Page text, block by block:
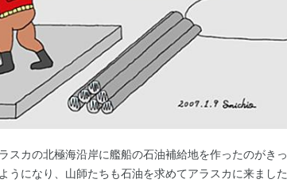
スカの北極海沿岸に艦船の石油補給地を作ったのがきっ
うになり、山師たちも石油を求めてアラスカに来ました